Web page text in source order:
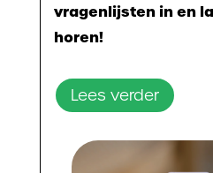
vragenlijsten in en
horen!
Lees verder